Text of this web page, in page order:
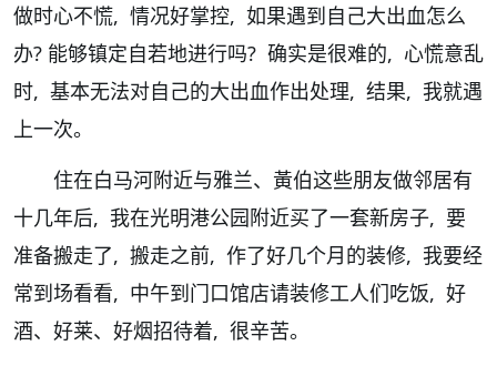
做时心不慌, 情况好掌控, 如果遇到自己大出血怎么
办? 能够镇定自若地进行吗? 确实是很难的, 心慌意乱
时, 基本无法对自己的大出血作出处理, 结果, 我就遇
上一次。
住在白马河附近与雅兰、黃伯这些朋友做邻居有
十几年后, 我在光明港公园附近买了一套新房子, 要
准备搬走了, 搬走之前, 作了好几个月的装修, 我要经
常到场看看, 中午到门口馆店请装修工人们吃饭, 好
酒、好莱、好烟招待着, 很辛苦。